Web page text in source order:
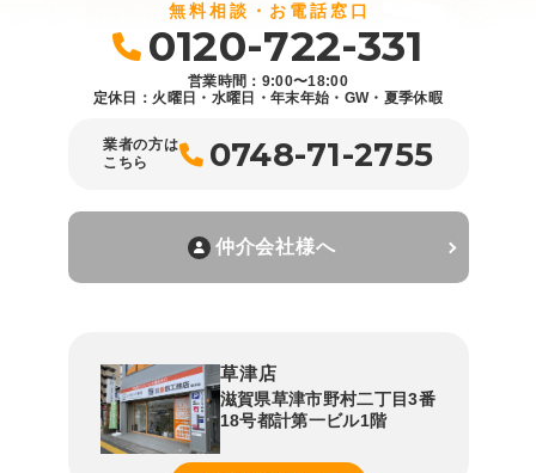
無料相談・お電話窓口
0120-722-331
営業時間：9:00〜18:00
定休日：火曜日・水曜日・年末年始・GW・夏季休暇
業者の方は
こちら
0748-71-2755
仲介会社様へ
草津店
滋賀県草津市野村二丁目3番
18号都計第一ビル1階